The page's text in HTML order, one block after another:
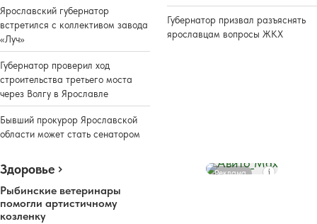
Ярославский губернатор
встретился с коллективом завода
«Луч»
Губернатор проверил ход
строительства третьего моста
через Волгу в Ярославле
Бывший прокурор Ярославской
области может стать сенатором
Губернатор призвал разъяснять
ярославцам вопросы ЖКХ
Здоровье
Рыбинские ветеринары
помогли артистичному
козленку
Реклама